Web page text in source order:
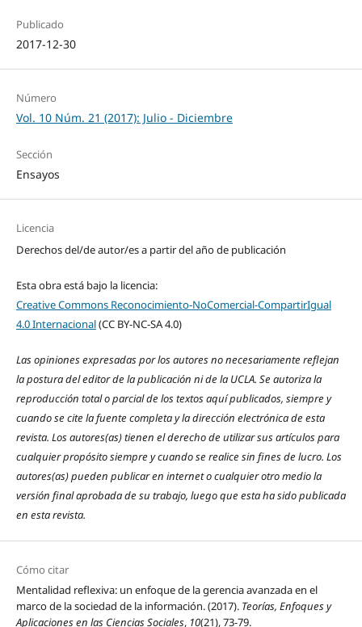
Publicado
2017-12-30
Número
Vol. 10 Núm. 21 (2017): Julio - Diciembre
Sección
Ensayos
Licencia
Derechos del/de autor/es a partir del año de publicación
Esta obra está bajo la licencia:
Creative Commons Reconocimiento-NoComercial-CompartirIgual
4.0 Internacional(CC BY-NC-SA 4.0)
Las opiniones expresadas por los autores no necesariamente reflejan
la postura del editor de la publicación ni de la UCLA. Se autoriza la
reproducción total o parcial de los textos aquí publicados, siempre y
cuando se cite la fuente completa y la dirección electrónica de esta
revista. Los autores(as) tienen el derecho de utilizar sus artículos para
cualquier propósito siempre y cuando se realice sin fines de lucro. Los
autores(as) pueden publicar en internet o cualquier otro medio la
versión final aprobada de su trabajo, luego que esta ha sido publicada
en esta revista.
Cómo citar
Mentalidad reflexiva: un enfoque de la gerencia avanzada en el
marco de la sociedad de la información. (2017). Teorías, Enfoques y
Aplicaciones en las Ciencias Sociales, 10(21), 73-79.